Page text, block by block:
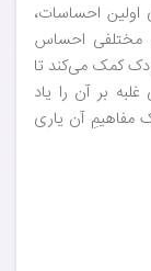
احساسات،
مختلفی احساس
کمک می‌کند تا
بر آن را یاد
مفاهیمِ آن یاری